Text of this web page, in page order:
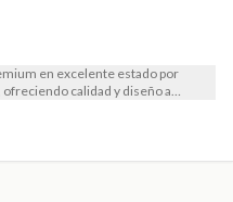
en excelente estado por
calidad y diseño a
la CDMX.